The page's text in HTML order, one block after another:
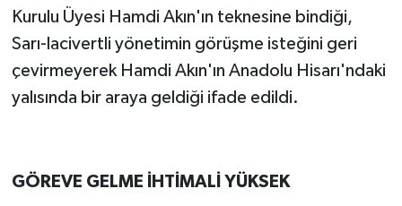
Kurulu Üyesi Hamdi Akın'ın teknesine bindiği,
Sarı-lacivertli yönetimin görüşme isteğini geri
çevirmeyerek Hamdi Akın'ın Anadolu Hisarı'ndaki
yalısında bir araya geldiği ifade edildi.
GÖREVE GELME İHTİMALİ YÜKSEK